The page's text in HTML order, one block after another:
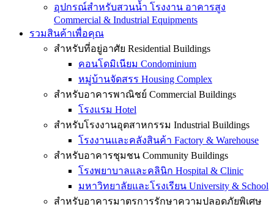
อุปกรณ์สำหรับสวนน้ำ โรงงาน อาคารสูง
Commercial & Industrial Equipments
รวมสินค้าเพื่อคุณ
สำหรับที่อยู่อาศัย Residential Buildings
คอนโดมิเนียม Condominium
หมู่บ้านจัดสรร Housing Complex
สำหรับอาคารพาณิชย์ Commercial Buildings
โรงแรม Hotel
สำหรับโรงงานอุตสาหกรรม Industrial Buildings
โรงงานและคลังสินค้า Factory & Warehouse
สำหรับอาคารชุมชน Community Buildings
โรงพยาบาลและคลินิก Hospital & Clinic
มหาวิทยาลัยและโรงเรียน University & School
สำหรับอาคารมาตรการรักษาความปลอดภัยพิเศษ